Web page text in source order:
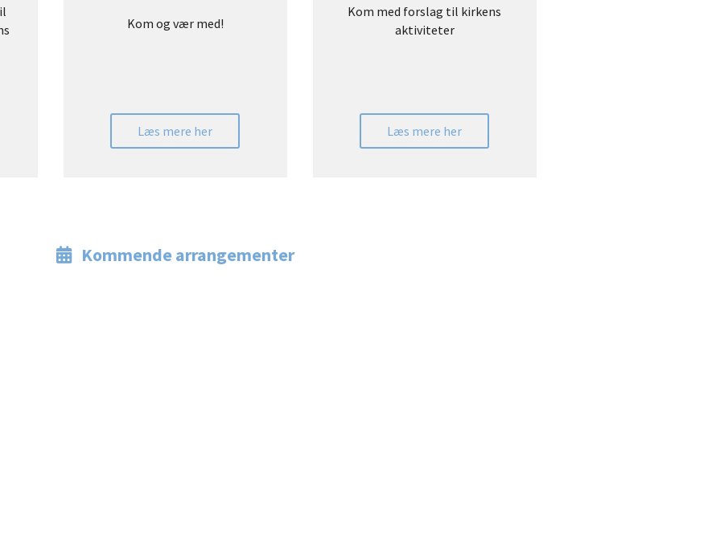
Kom og vær med!
Læs mere her
Kom med forslag til kirkens
aktiviteter
Læs mere her
Kommende arrangementer